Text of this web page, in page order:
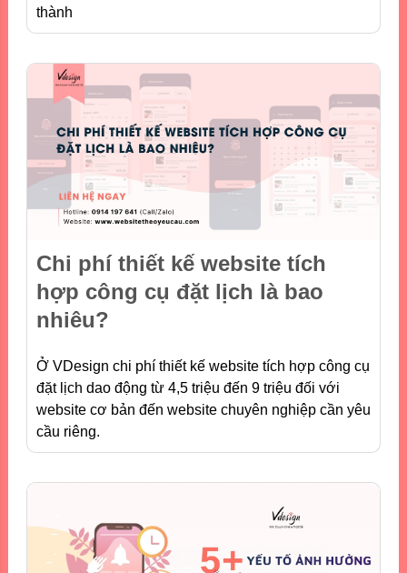
thành
Chi phí thiết kế website tích
hợp công cụ đặt lịch là bao
nhiêu?
Ở VDesign chi phí thiết kế website tích hợp công cụ
đặt lịch dao động từ 4,5 triệu đến 9 triệu đối với
website cơ bản đến website chuyên nghiệp cần yêu
cầu riêng.